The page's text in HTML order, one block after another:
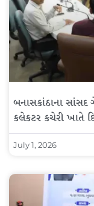
બનાસકાંઠાના સાંસદ
કલેકટર કચેરી ખાતે
July 1, 2026